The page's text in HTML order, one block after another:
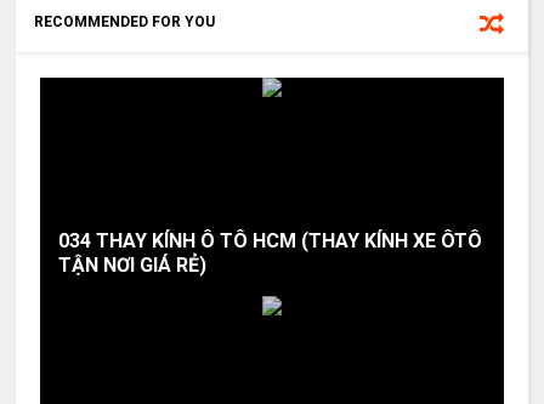
RECOMMENDED FOR YOU
034 THAY KÍNH Ô TÔ HCM (THAY KÍNH XE ÔTÔ
TẬN NƠI GIÁ RẺ)